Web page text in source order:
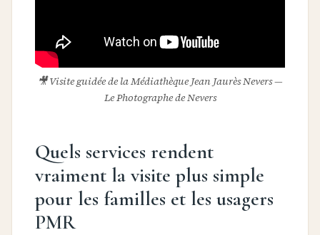
🎥 Visite guidée de la Médiathèque Jean Jaurès Nevers —
Le Photographe de Nevers
Quels services rendent
vraiment la visite plus simple
pour les familles et les usagers
PMR